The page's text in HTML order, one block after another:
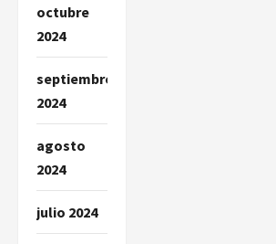
octubre
2024
septiembre
2024
agosto
2024
julio 2024